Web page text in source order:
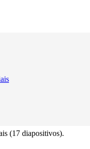
(17 diapositivos).